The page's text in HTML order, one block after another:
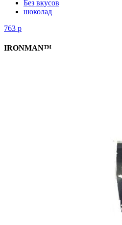
Без вкусов
шоколад
763 р
IRONMAN™